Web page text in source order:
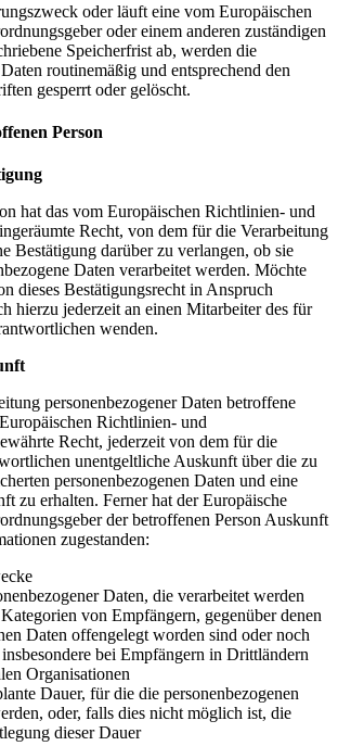
oder läuft eine vom Europäischen
oder einem anderen zuständigen
Speicherfrist ab, werden die
routinemäßig und entsprechend den
gesperrt oder gelöscht.
Person
hat das vom Europäischen Richtlinien- und
Recht, von dem für die Verarbeitung
Bestätigung darüber zu verlangen, ob sie
Daten verarbeitet werden. Möchte
dieses Bestätigungsrecht in Anspruch
hierzu jederzeit an einen Mitarbeiter des für
wenden.
personenbezogener Daten betroffene
Richtlinien- und
Recht, jederzeit von dem für die
unentgeltliche Auskunft über die zu
personenbezogenen Daten und eine
zu erhalten. Ferner hat der Europäische
der betroffenen Person Auskunft
zugestanden:
Daten, die verarbeitet werden
von Empfängern, gegenüber denen
Daten offengelegt worden sind oder noch
bei Empfängern in Drittländern
Organisationen
Dauer, für die die personenbezogenen
oder, falls dies nicht möglich ist, die
dieser Dauer